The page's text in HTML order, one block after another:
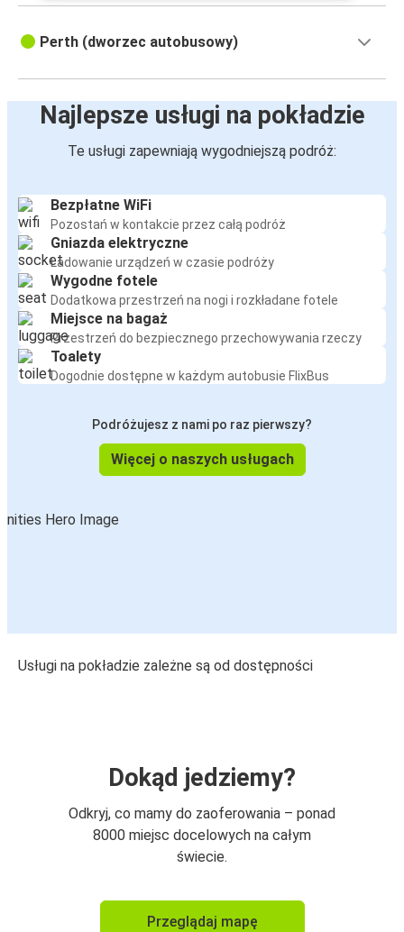
Perth (dworzec autobusowy)
Najlepsze usługi na pokładzie
Te usługi zapewniają wygodniejszą podróż:
Bezpłatne WiFi
Pozostań w kontakcie przez całą podróż
Gniazda elektryczne
Ładowanie urządzeń w czasie podróży
Wygodne fotele
Dodatkowa przestrzeń na nogi i rozkładane fotele
Miejsce na bagaż
Przestrzeń do bezpiecznego przechowywania rzeczy
Toalety
Dogodnie dostępne w każdym autobusie FlixBus
Podróżujesz z nami po raz pierwszy?
Więcej o naszych usługach
Usługi na pokładzie zależne są od dostępności
Dokąd jedziemy?
Odkryj, co mamy do zaoferowania – ponad
8000 miejsc docelowych na całym
świecie.
Przeglądaj mapę